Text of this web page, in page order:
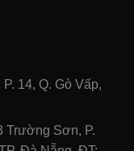
14, Q. Gò Vấp,
Trường Sơn, P.